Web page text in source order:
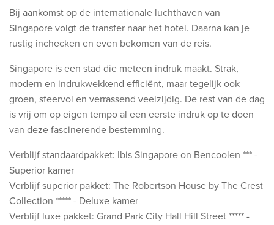
Bij aankomst op de internationale luchthaven van
Singapore volgt de transfer naar het hotel. Daarna kan je
rustig inchecken en even bekomen van de reis.
Singapore is een stad die meteen indruk maakt. Strak,
modern en indrukwekkend efficiënt, maar tegelijk ook
groen, sfeervol en verrassend veelzijdig. De rest van de dag
is vrij om op eigen tempo al een eerste indruk op te doen
van deze fascinerende bestemming.
Verblijf standaardpakket: Ibis Singapore on Bencoolen *** -
Superior kamer
Verblijf superior pakket: The Robertson House by The Crest
Collection ***** - Deluxe kamer
Verblijf luxe pakket: Grand Park City Hall Hill Street ***** -